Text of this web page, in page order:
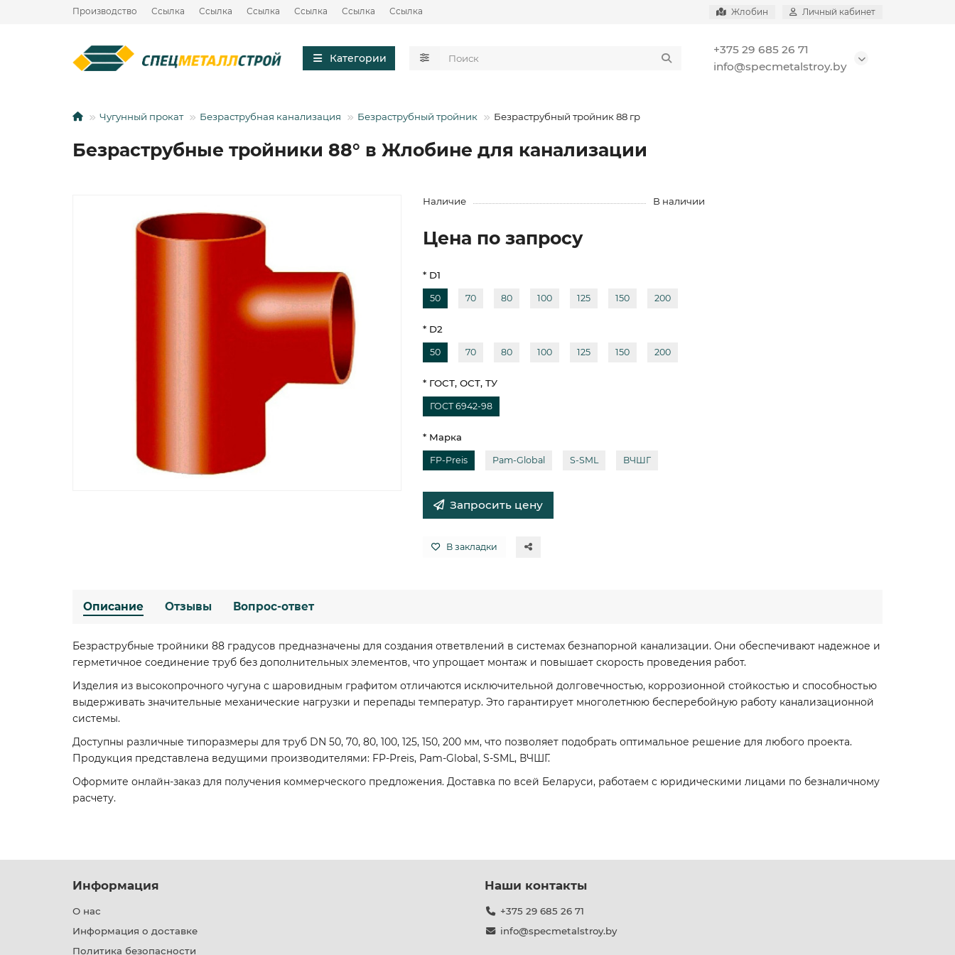
Производство Ссылка Ссылка Ссылка Ссылка Ссылка Ссылка Жлобин Личный кабинет
Категории
+375 29 685 26 71
info@specmetalstroy.by
Чугунный прокат Безраструбная канализация Безраструбный тройник Безраструбный тройник 88 гр
Безраструбные тройники 88° в Жлобине для канализации
Наличие В наличии
Цена по запросу
* D1
50 70 80 100 125 150 200
* D2
50 70 80 100 125 150 200
* ГОСТ, ОСТ, ТУ
ГОСТ 6942-98
* Марка
FP-Preis Pam-Global S-SML ВЧШГ
Запросить цену
В закладки
Описание Отзывы Вопрос-ответ
Безраструбные тройники 88 градусов предназначены для создания ответвлений в системах безнапорной канализации. Они обеспечивают надежное и
герметичное соединение труб без дополнительных элементов, что упрощает монтаж и повышает скорость проведения работ.
Изделия из высокопрочного чугуна с шаровидным графитом отличаются исключительной долговечностью, коррозионной стойкостью и способностью
выдерживать значительные механические нагрузки и перепады температур. Это гарантирует многолетнюю бесперебойную работу канализационной
системы.
Доступны различные типоразмеры для труб DN 50, 70, 80, 100, 125, 150, 200 мм, что позволяет подобрать оптимальное решение для любого проекта.
Продукция представлена ведущими производителями: FP-Preis, Pam-Global, S-SML, ВЧШГ.
Оформите онлайн-заказ для получения коммерческого предложения. Доставка по всей Беларуси, работаем с юридическими лицами по безналичному
расчету.
Информация
О нас
Информация о доставке
Политика безопасности
Наши контакты
+375 29 685 26 71
info@specmetalstroy.by